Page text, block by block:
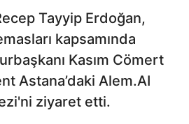
Tayyip Erdoğan,
kapsamında
Kasım Cömert
Astana’daki Alem.AI
ziyaret etti.